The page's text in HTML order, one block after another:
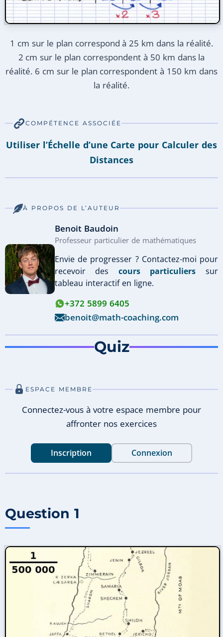
1 cm sur le plan correspond à 25 km dans la réalité.
2 cm sur le plan correspondent à 50 km dans la
réalité. 6 cm sur le plan correspondent à 150 km dans
la réalité.
COMPÉTENCE ASSOCIÉE
Utiliser l’Échelle d’une Carte pour Calculer des
Distances
À PROPOS DE L’AUTEUR
Benoit Baudoin
Professeur particulier de mathématiques
Envie de progresser ? Contactez-moi pour
recevoir des cours particuliers sur
tableau interactif en ligne.
+372 5899 6405
benoit@math-coaching.com
Quiz
ESPACE MEMBRE
Connectez-vous à votre espace membre pour
affronter nos exercices
Inscription Connexion
Question 1